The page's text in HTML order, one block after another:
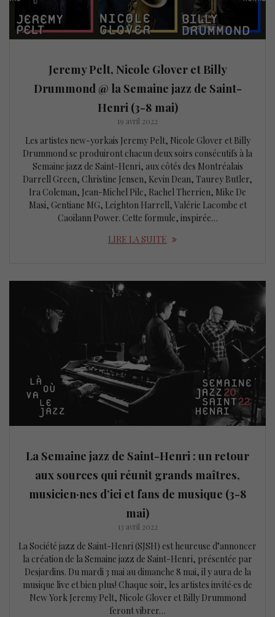
Jeremy Pelt, Nicole Glover et Billy
Drummond @ la Semaine jazz de Saint-
Henri (3-8 mai)
19 avril 2022
Les artistes new-yorkais Jeremy Pelt, Nicole Glover et Billy
Drummond se produiront chacun deux soirs consécutifs à la
Semaine jazz de Saint-Henri, aux côtés des Montréalais
Darrell Green, Christine Jensen, Kevin Dean, Taurey Butler,
Ira Coleman, Jean-Michel Pilc, Rachel Therrien, Mike De
Masi, Gentiane MG, Leighton Harrell, Valérie Lacombe et
Caoilann Power. Cette formule, inspirée…
LIRE LA SUITE
La Semaine jazz de Saint-Henri : un retour
aux sources qui réunit grands maîtres,
musicien·nes d’ici et fans de musique (3-8
mai)
13 avril 2022
La Société jazz de Saint-Henri (SJSH) est heureuse d’annoncer
la création de la Semaine jazz de Saint-Henri, présentée par
Desjardins. Du mardi 3 mai au dimanche 8 mai, il y aura de la
musique live et bien plus! Chaque soir, les artistes invité·es de
New York Jeremy Pelt, Nicole Glover et Billy Drummond
feront vibrer…